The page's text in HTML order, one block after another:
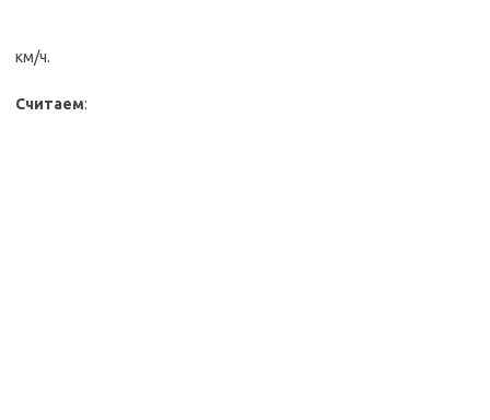
км/ч.
Считаем: